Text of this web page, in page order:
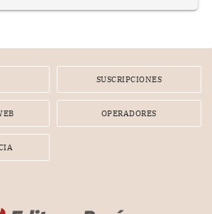
de un meet and greet con
SUSCRIPCIONES
OPERADORES